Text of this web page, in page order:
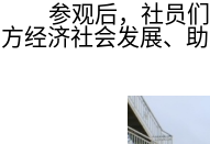
参观后，社员
方经济社会发展、